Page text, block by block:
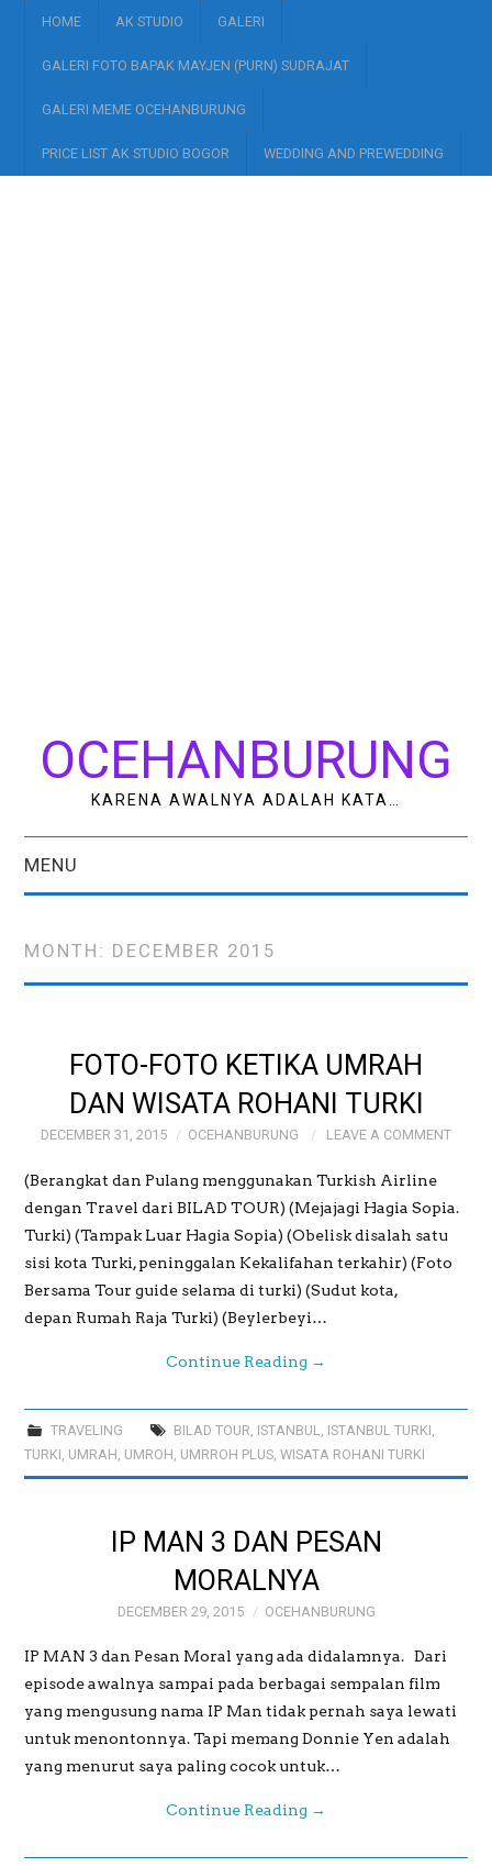
HOME AK STUDIO GALERI
GALERI FOTO BAPAK MAYJEN (PURN) SUDRAJAT
GALERI MEME OCEHANBURUNG
PRICE LIST AK STUDIO BOGOR WEDDING AND PREWEDDING
OCEHANBURUNG
KARENA AWALNYA ADALAH KATA…
MENU
GALERI FOTO BAPAK
MAYJEN (PURN)
SUDRAJAT
GALERI MEME
OCEHANBURUNG
PRICE LIST AK
STUDIO BOGOR
WEDDING AND
PREWEDDING
MONTH: DECEMBER 2015
FOTO-FOTO KETIKA UMRAH
DAN WISATA ROHANI TURKI
DECEMBER 31, 2015 OCEHANBURUNG LEAVE A COMMENT
(Berangkat dan Pulang menggunakan Turkish Airline
dengan Travel dari BILAD TOUR) (Mejajagi Hagia Sopia.
Turki) (Tampak Luar Hagia Sopia) (Obelisk disalah satu
sisi kota Turki, peninggalan Kekalifahan terkahir) (Foto
Bersama Tour guide selama di turki) (Sudut kota,
depan Rumah Raja Turki) (Beylerbeyi…
Continue Reading →
TRAVELING BILAD TOUR ISTANBUL ISTANBUL TURKI
TURKI UMRAH UMROH UMRROH PLUS ,WISATA ROHANI TURKI
IP MAN 3 DAN PESAN
MORALNYA
DECEMBER 29, 2015 OCEHANBURUNG
IP MAN 3 dan Pesan Moral yang ada didalamnya. Dari
episode awalnya sampai pada berbagai sempalan film
yang mengusung nama IP Man tidak pernah saya lewati
untuk menontonnya. Tapi memang Donnie Yen adalah
yang menurut saya paling cocok untuk…
Continue Reading →